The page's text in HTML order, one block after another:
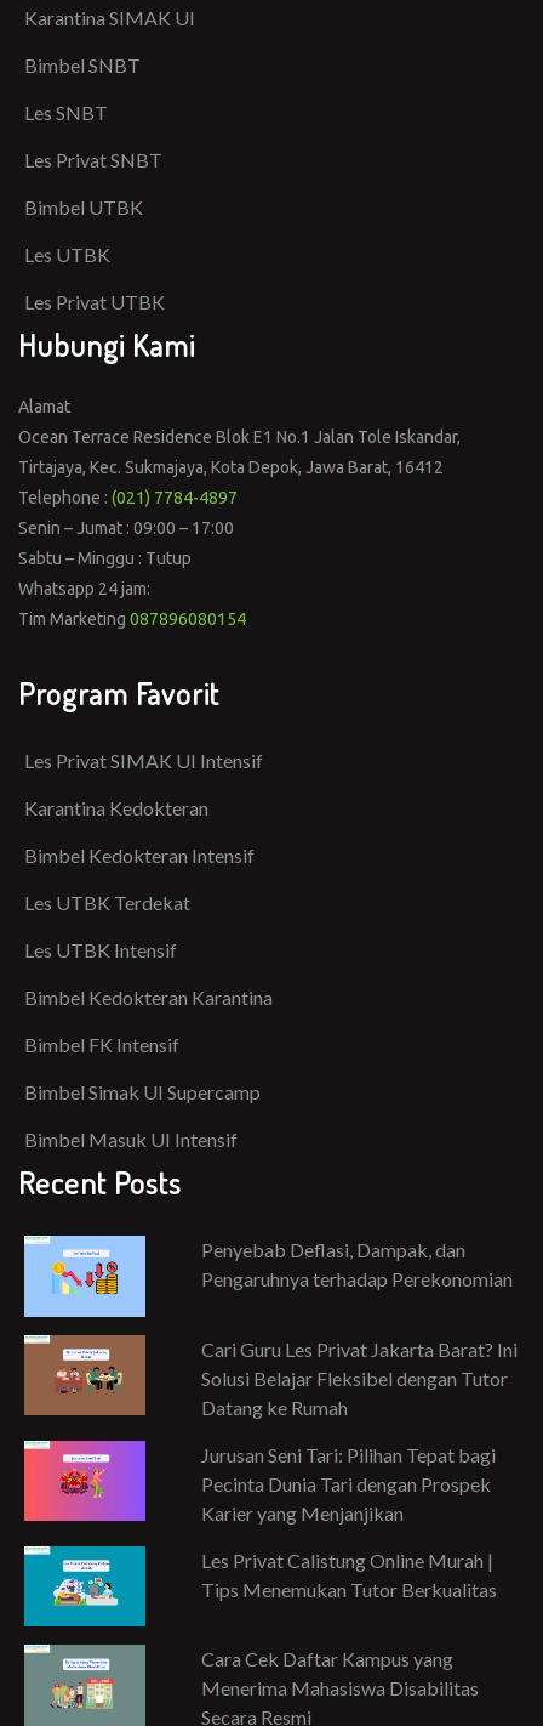
Karantina SIMAK UI
Bimbel SNBT
Les SNBT
Les Privat SNBT
Bimbel UTBK
Les UTBK
Les Privat UTBK
Hubungi Kami
Alamat
Ocean Terrace Residence Blok E1 No.1 Jalan Tole Iskandar,
Tirtajaya, Kec. Sukmajaya, Kota Depok, Jawa Barat, 16412
Telephone : (021) 7784-4897
Senin – Jumat : 09:00 – 17:00
Sabtu – Minggu : Tutup
Whatsapp 24 jam:
Tim Marketing 087896080154
Program Favorit
Les Privat SIMAK UI Intensif
Karantina Kedokteran
Bimbel Kedokteran Intensif
Les UTBK Terdekat
Les UTBK Intensif
Bimbel Kedokteran Karantina
Bimbel FK Intensif
Bimbel Simak UI Supercamp
Bimbel Masuk UI Intensif
Recent Posts
Penyebab Deflasi, Dampak, dan
Pengaruhnya terhadap Perekonomian
Cari Guru Les Privat Jakarta Barat? Ini
Solusi Belajar Fleksibel dengan Tutor
Datang ke Rumah
Jurusan Seni Tari: Pilihan Tepat bagi
Pecinta Dunia Tari dengan Prospek
Karier yang Menjanjikan
Les Privat Calistung Online Murah |
Tips Menemukan Tutor Berkualitas
Cara Cek Daftar Kampus yang
Menerima Mahasiswa Disabilitas
Secara Resmi